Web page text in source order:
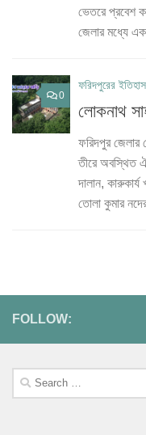
ভেতরে প্রবেশ
জেলার মধ্যে
0
ফরিদপুরের ইতিহাস
লোকনাথ
ফরিদপুর জেলার
তীরে অবস্থিত
দালান, কারুকার্য
তোলা কুমার
FOLLOW:
Search
for: